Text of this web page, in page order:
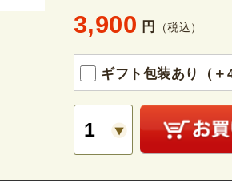
3,900 円 （税込）
ギフト包装あり（＋